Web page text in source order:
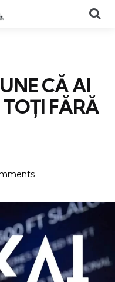
CĂ AI
FĂRĂ